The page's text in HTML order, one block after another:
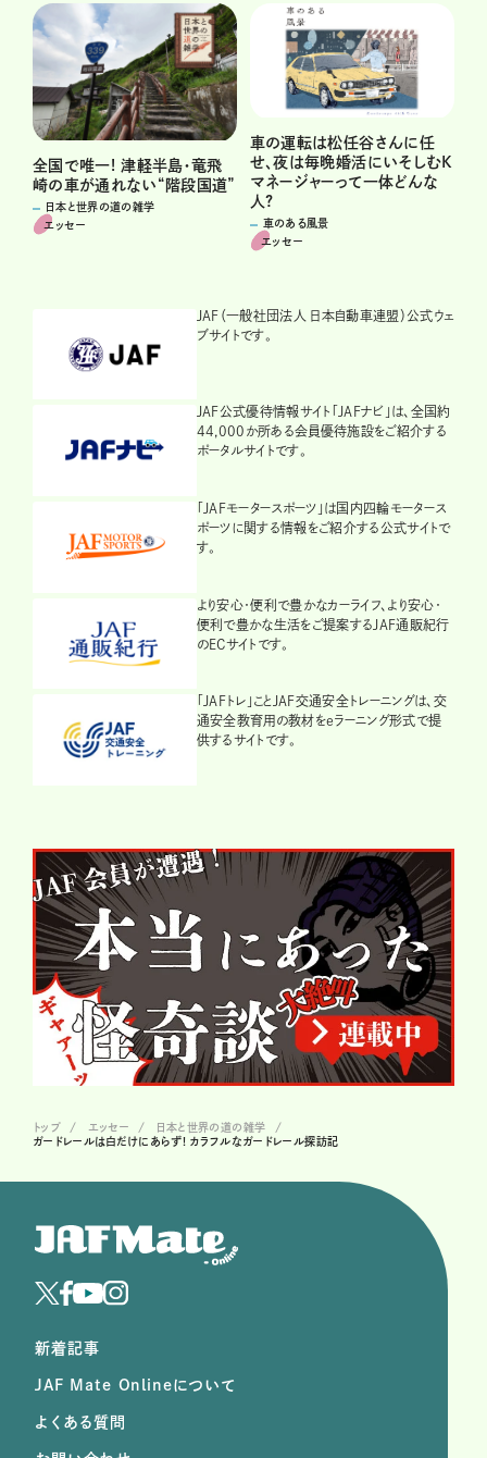
全国で唯一! 津軽半島・竜飛
崎の車が通れない“階段国道”
日本と世界の道の雑学
エッセー
車の運転は松任谷さんに任
せ、夜は毎晩婚活にいそしむK
マネージャーって一体どんな
人?
車のある風景
エッセー
JAF（一般社団法人 日本自動車連盟）公式ウェ
ブサイトです。
JAF公式優待情報サイト「JAFナビ」は、全国約
44,000か所ある会員優待施設をご紹介する
ポータルサイトです。
「JAFモータースポーツ」は国内四輪モータース
ポーツに関する情報をご紹介する公式サイトで
す。
より安心・便利で豊かなカーライフ、より安心・
便利で豊かな生活をご提案するJAF通販紀行
のECサイトです。
「JAFトレ」ことJAF交通安全トレーニングは、交
通安全教育用の教材をeラーニング形式で提
供するサイトです。
トップ エッセー
日本と世界の道の雑学
ガードレールは白だけにあらず! カラフルなガードレール探訪記
新着記事
JAF Mate Onlineについて
よくある質問